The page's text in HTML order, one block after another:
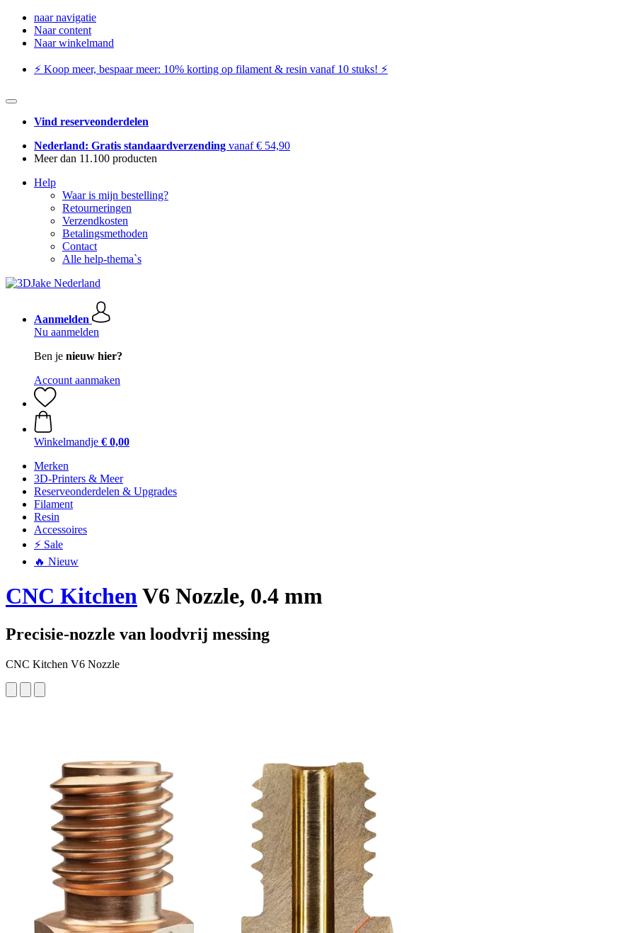
naar navigatie
Naar content
Naar winkelmand
⚡️ Koop meer, bespaar meer: ​​10% korting op filament & resin vanaf 10 stuks! ⚡️
Vind reserveonderdelen
Nederland: Gratis standaardverzending vanaf € 54,90
Meer dan 11.100 producten
Help
Waar is mijn bestelling?
Retourneringen
Verzendkosten
Betalingsmethoden
Contact
Alle help-thema`s
Aanmelden
Nu aanmelden
Ben je nieuw hier?
Account aanmaken
Winkelmandje € 0,00
Merken
3D-Printers & Meer
Reserveonderdelen & Upgrades
Filament
Resin
Accessoires
⚡ Sale
🔥 Nieuw
CNC KitchenV6 Nozzle, 0.4 mm
Precisie-nozzle van loodvrij messing
CNC Kitchen V6 Nozzle